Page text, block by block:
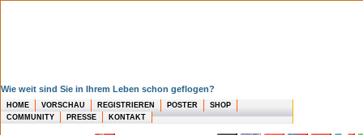
Wie weit sind Sie in Ihrem Leben schon geflogen?
HOME VORSCHAU REGISTRIEREN POSTER
SHOP
COMMUNITY
PRESSE KONTAKT